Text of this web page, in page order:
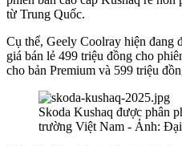
từ Trung Quốc.
Cụ thể, Geely Coolray hiện đang
giá bán lẻ 499 triệu đồng cho
cho bản Premium và 599 triệu
Skoda Kushaq được phân
trường Việt Nam - Ảnh: